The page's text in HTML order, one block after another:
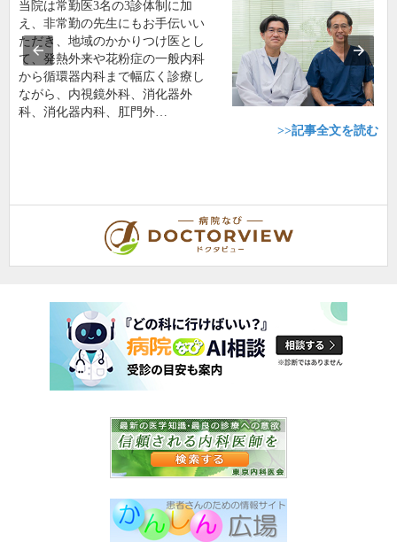
当院は常勤医3名の3診体制に加
え、非常勤の先生にもお手伝いい
ただき、地域のかかりつけ医とし
て、発熱外来や花粉症の一般内科
から循環器内科まで幅広く診療し
ながら、内視鏡外科、消化器外
科、消化器内科、肛門外…
>>記事全文を読む